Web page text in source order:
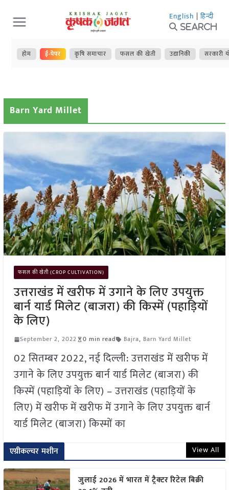
Skip
to
content
English | हिन्दी
Search
होम ई-पेपर कृषि समाचार फसल की खेती उद्यानिकी सरकारी
Barn Yard Millet
फसल की खेती (CROP CULTIVATION)
उत्तराखंड में खरीफ में उगाने के लिए उपयुक्त
बार्न यार्ड मिलेट (बाजरा) की किस्में (पहाड़ियों
के लिए)
September 2, 2022 0 min read Bajra, Barn Yard Millet
02 सितम्बर 2022, नई दिल्ली: उत्तराखंड में खरीफ में
उगाने के लिए उपयुक्त बार्न यार्ड मिलेट (बाजरा) की
किस्में (पहाड़ियों के लिए) – उत्तराखंड (पहाड़ियों के
लिए) में खरीफ में खरीफ में उगाने के लिए उपयुक्त बार्न
यार्ड मिलेट (बाजरा) किस्मों का
एग्रीकल्चर मशीन View All
जुलाई 2026 में भारत में ट्रैक्टर रिटेल बिक्री